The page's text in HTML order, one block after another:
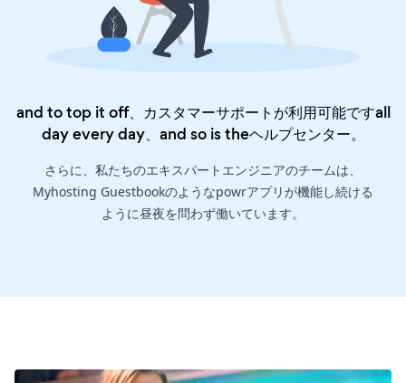
and to top it off、カスタマーサポートが利用可能ですall
day every day、and so is theヘルプセンター。
さらに、私たちのエキスパートエンジニアのチームは、
Myhosting Guestbookのようなpowrアプリが機能し続ける
ように昼夜を問わず働いています。